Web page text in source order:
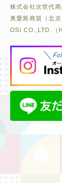
株式会社次世代
奥愛斯商貿（北
OSI CO.,LTD.（